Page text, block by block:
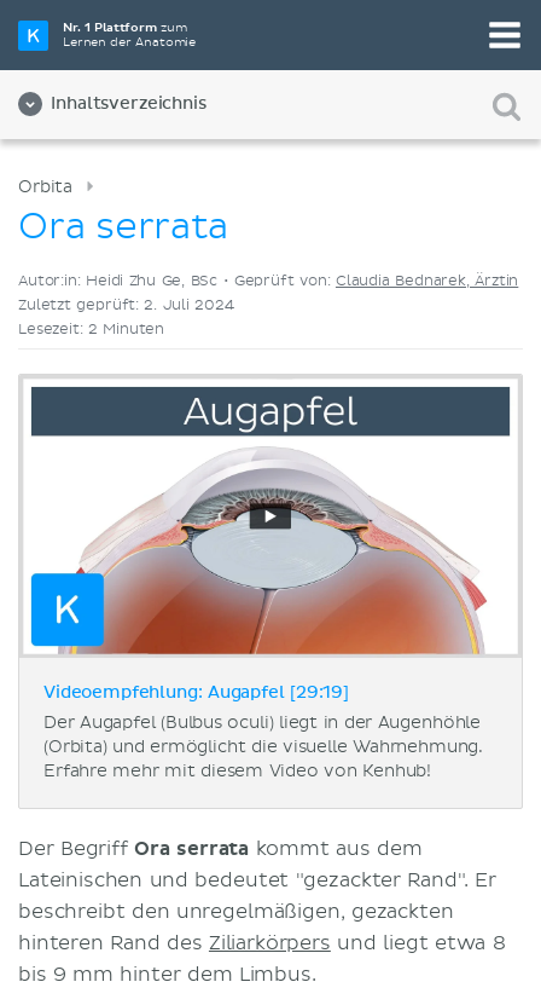
Nr. 1 Plattformzum
Lernen der Anatomie
Inhaltsverzeichnis
Wähle die beste Lernmethode für dich
Videos
Orbita
Ora serrata
Autor:in: Heidi Zhu Ge, BSc • Geprüft von: Claudia Bednarek, Ärztin
Zuletzt geprüft: 2. Juli 2024
Lesezeit: 2 Minuten
Videoempfehlung: Augapfel [29:19]
Der Augapfel (Bulbus oculi) liegt in der Augenhöhle
(Orbita) und ermöglicht die visuelle Wahrnehmung.
Erfahre mehr mit diesem Video von Kenhub!
Der BegriffOra serrata kommt aus dem
Lateinischen und bedeutet "gezackter Rand". Er
beschreibt den unregelmäßigen, gezackten
hinteren Rand des Ziliarkörpers und liegt etwa 8
bis 9 mm hinter dem Limbus.